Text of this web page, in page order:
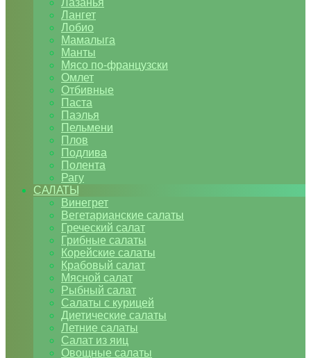
Лазанья
Лангет
Лобио
Мамалыга
Манты
Мясо по-французски
Омлет
Отбивные
Паста
Паэлья
Пельмени
Плов
Подлива
Полента
Рагу
САЛАТЫ
Винегрет
Вегетарианские салаты
Греческий салат
Грибные салаты
Корейские салаты
Крабовый салат
Мясной салат
Рыбный салат
Салаты с курицей
Диетические салаты
Летние салаты
Салат из яиц
Овощные салаты